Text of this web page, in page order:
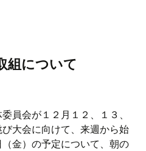
組について
員会が１２月１２、１３、
大会に向けて、来週から始
金）の予定について、朝の